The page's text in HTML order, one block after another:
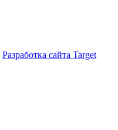
Разработка сайта Target